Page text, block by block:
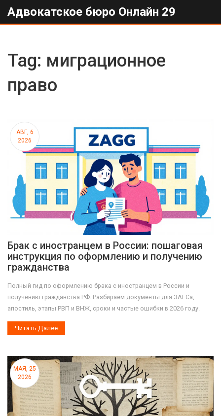
Адвокатское бюро Онлайн 29
Tag: миграционное
право
АВГ, 6
2026
Брак с иностранцем в России: пошаговая
инструкция по оформлению и получению
гражданства
Полный гид по оформлению брака с иностранцем в России и
получению гражданства РФ. Разбираем документы для ЗАГСа,
апостиль, этапы РВП и ВНЖ, сроки и частые ошибки в 2026 году.
Читать Далее
МАЯ, 25
2026